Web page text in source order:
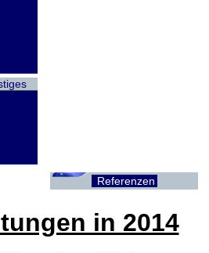
Referenzen
in 2014